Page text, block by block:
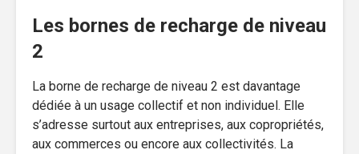
Les bornes de recharge de niveau
2
La borne de recharge de niveau 2 est davantage
dédiée à un usage collectif et non individuel. Elle
s’adresse surtout aux entreprises, aux copropriétés,
aux commerces ou encore aux collectivités. La